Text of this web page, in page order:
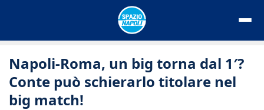
Napoli-Roma, un big torna dal 1′?
Conte può schierarlo titolare nel
big match!